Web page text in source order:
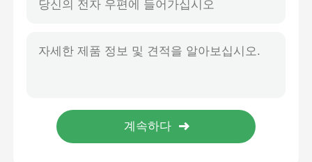
플라니어 생산 라인